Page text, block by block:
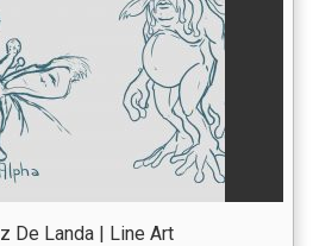
De Landa | Line Art